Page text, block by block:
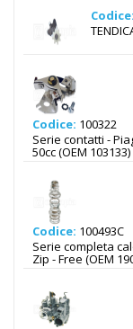
Codice:
Codice: 100322
Serie contatti -
50cc (OEM 103133)
Codice: 100493C
Serie completa
Zip - Free (OEM